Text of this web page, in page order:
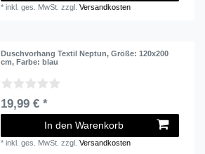
*inkl. ges. MwSt. zzgl.Versandkosten
Duschvorhang Textil Neptun, Größe: 120x200
cm, Farbe: blau
19,99 € *
In den Warenkorb
*inkl. ges. MwSt. zzgl.Versandkosten